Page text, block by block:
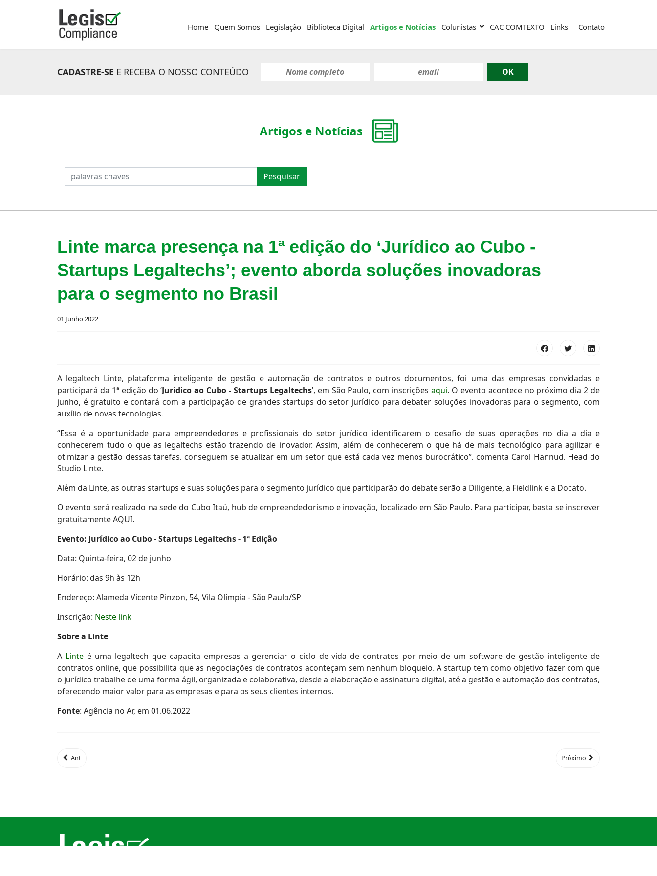
Home Quem Somos Legislação Biblioteca Digital Artigos e Notícias Colunistas CAC COMTEXTO Links Contato
CADASTRE-SE E RECEBA O NOSSO CONTEÚDO
PESQUISAR Pesquisar
Artigos e Notícias
Linte marca presença na 1ª edição do ‘Jurídico ao Cubo -
Startups Legaltechs’; evento aborda soluções inovadoras
para o segmento no Brasil
01 Junho 2022
A legaltech Linte, plataforma inteligente de gestão e automação de contratos e outros documentos, foi uma das empresas convidadas e
participará da 1ª edição do ‘Jurídico ao Cubo - Startups Legaltechs’, em São Paulo, com inscrições aqui. O evento acontece no próximo dia 2 de
junho, é gratuito e contará com a participação de grandes startups do setor jurídico para debater soluções inovadoras para o segmento, com
auxílio de novas tecnologias.
“Essa é a oportunidade para empreendedores e profissionais do setor jurídico identificarem o desafio de suas operações no dia a dia e
conhecerem tudo o que as legaltechs estão trazendo de inovador. Assim, além de conhecerem o que há de mais tecnológico para agilizar e
otimizar a gestão dessas tarefas, conseguem se atualizar em um setor que está cada vez menos burocrático”, comenta Carol Hannud, Head do
Studio Linte.
Além da Linte, as outras startups e suas soluções para o segmento jurídico que participarão do debate serão a Diligente, a Fieldlink e a Docato.
O evento será realizado na sede do Cubo Itaú, hub de empreendedorismo e inovação, localizado em São Paulo. Para participar, basta se inscrever
gratuitamente AQUI.
Evento: Jurídico ao Cubo - Startups Legaltechs - 1ª Edição
Data: Quinta-feira, 02 de junho
Horário: das 9h às 12h
Endereço: Alameda Vicente Pinzon, 54, Vila Olímpia - São Paulo/SP
Inscrição: Neste link
Sobre a Linte
A Linteé uma legaltech que capacita empresas a gerenciar o ciclo de vida de contratos por meio de um software de gestão inteligente de
contratos online, que possibilita que as negociações de contratos aconteçam sem nenhum bloqueio. A startup tem como objetivo fazer com que
o jurídico trabalhe de uma forma ágil, organizada e colaborativa, desde a elaboração e assinatura digital, até a gestão e automação dos contratos,
oferecendo maior valor para as empresas e para os seus clientes internos.
Fonte: Agência no Ar, em 01.06.2022
Ant Próximo